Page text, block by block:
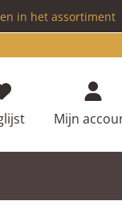
in het assortiment
Je hebt 0 items
Mijn